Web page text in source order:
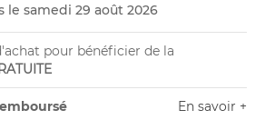
le samedi 29 août 2026
pour bénéficier de la
En savoir +